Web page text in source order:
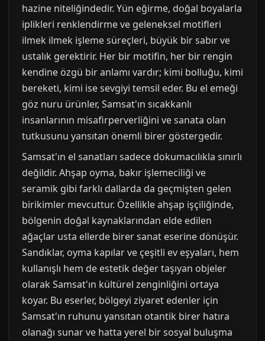
hazine niteliğindedir. Yün eğirme, doğal boyalarla
iplikleri renklendirme ve geleneksel motifleri
ilmek ilmek işleme süreçleri, büyük bir sabır ve
ustalık gerektirir. Her bir motifin, her bir rengin
kendine özgü bir anlamı vardır; kimi bolluğu, kimi
bereketi, kimi ise sevgiyi temsil eder. Bu el emeği
göz nuru ürünler, Samsat'ın sıcakkanlı
insanlarının misafirperverliğini ve sanata olan
tutkusunu yansıtan önemli birer göstergedir.
Samsat'ın el sanatları sadece dokumacılıkla sınırlı
değildir. Ahşap oyma, bakır işlemeciliği ve
seramik gibi farklı dallarda da geçmişten gelen
birikimler mevcuttur. Özellikle ahşap işçiliğinde,
bölgenin doğal kaynaklarından elde edilen
ağaçlar usta ellerde birer sanat eserine dönüşür.
Sandıklar, oyma kapılar ve çeşitli ev eşyaları, hem
kullanışlı hem de estetik değer taşıyan objeler
olarak Samsat'ın kültürel zenginliğini ortaya
koyar. Bu eserler, bölgeyi ziyaret edenler için
Samsat'ın ruhunu yansıtan otantik birer hatıra
olanağı sunar ve hatta yerel bir sosyal buluşma